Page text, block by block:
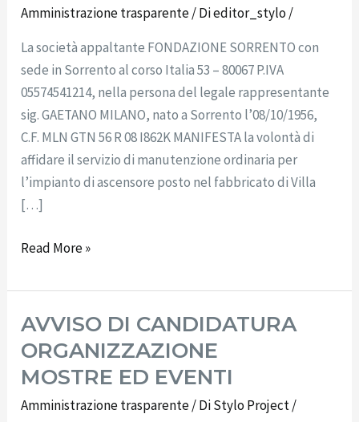
Amministrazione trasparente/ Dieditor_stylo/
La società appaltante FONDAZIONE SORRENTO con
sede in Sorrento al corso Italia 53 – 80067 P.IVA
05574541214, nella persona del legale rappresentante
sig. GAETANO MILANO, nato a Sorrento l’08/10/1956,
C.F. MLN GTN 56 R 08 I862K MANIFESTA la volontà di
affidare il servizio di manutenzione ordinaria per
l’impianto di ascensore posto nel fabbricato di Villa
[…]
Read More »
AVVISO DI CANDIDATURA
ORGANIZZAZIONE
MOSTRE ED EVENTI
Amministrazione trasparente/ DiStylo Project/
AVVISO
DI
CANDIDATURA
ORGANIZZAZIONE
MOSTRE ED